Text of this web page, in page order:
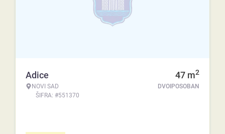
Adice
NOVI SAD
ŠIFRA: #551370
47 m2
DVOIPOSOBAN